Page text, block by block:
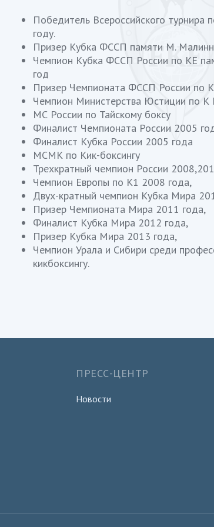
Победитель Всероссийского турнира
году.
Призер Кубка ФССП памяти М.
Чемпион Кубка ФССП России по КЕ
год
Призер Чемпионата ФССП России по
Чемпион Министерства Юстиции по К
МС России по Тайскому боксу
Финалист Чемпионата России 2005
Финалист Кубка России 2005 года
МСМК по Кик-боксингу
Трехкратный чемпион России
Чемпион Европы по К1 2008 года,
Двух-кратный чемпион Кубка Мира
Призер Чемпионата Мира 2011 года,
Финалист Кубка Мира 2012 года,
Призер Кубка Мира 2013 года,
Чемпион Урала и Сибири среди
кикбоксингу.
ПРЕСС-ЦЕНТР
Новости